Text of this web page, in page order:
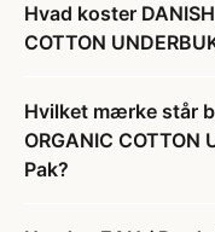
Hvad koster
COTTON
Hvilket mærke står
ORGANIC COTTON
Pak?